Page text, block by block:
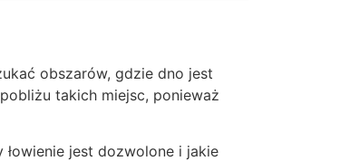
obszarów, gdzie dno jest
takich miejsc, ponieważ
jest dozwolone i jakie